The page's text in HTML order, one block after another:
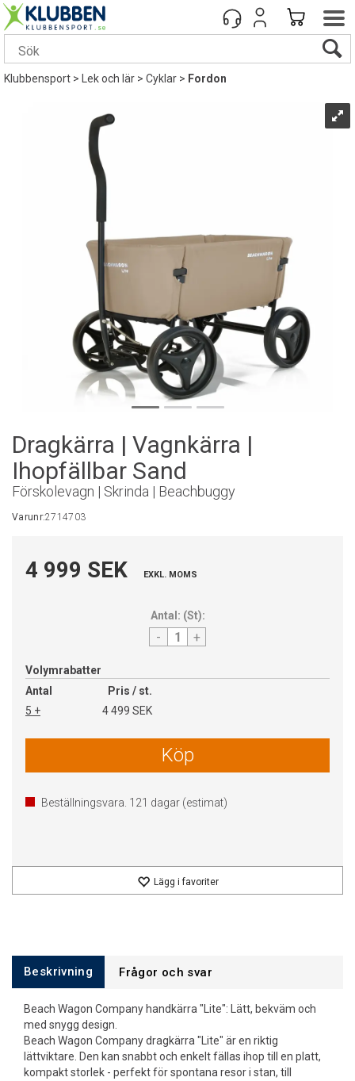
Klubbensport> Lek och lär>Cyklar> Fordon
Dragkärra | Vagnkärra |
Ihopfällbar Sand
Förskolevagn | Skrinda | Beachbuggy
Varunr:2714703
4 999 SEK EXKL. MOMS
Antal: (St):
- +
Volymrabatter
Antal
Pris / st.
5 +
4 499 SEK
Köp
Beställningsvara. 121 dagar (estimat)
Lägg i favoriter
Beskrivning Frågor och svar
Beach Wagon Company handkärra "Lite": Lätt, bekväm och
med snygg design.
Beach Wagon Company dragkärra "Lite" är en riktig
lättviktare. Den kan snabbt och enkelt fällas ihop till en platt,
kompakt storlek - perfekt för spontana resor i stan, till